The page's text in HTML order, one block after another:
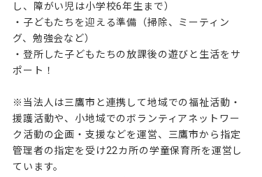
し、障がい児は小学校6年生まで）
・子どもたちを迎える準備（掃除、ミーティン
グ、勉強会など）
・登所した子どもたちの放課後の遊びと生活をサ
ポート！
※当法人は三鷹市と連携して地域での福祉活動・
援護活動や、小地域でのボランティアネットワー
ク活動の企画・支援などを運営、三鷹市から指定
管理者の指定を受け22カ所の学童保育所を運営し
ています。